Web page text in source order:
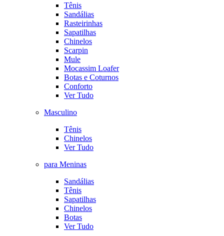
Tênis
Sandálias
Rasteirinhas
Sapatilhas
Chinelos
Scarpin
Mule
Mocassim Loafer
Botas e Coturnos
Conforto
Ver Tudo
Masculino
Tênis
Chinelos
Ver Tudo
para Meninas
Sandálias
Tênis
Sapatilhas
Chinelos
Botas
Ver Tudo